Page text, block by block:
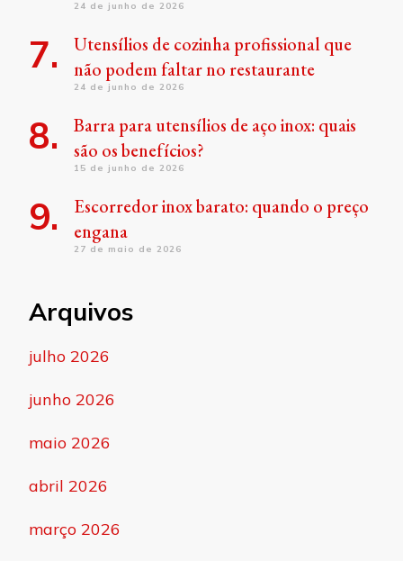
24 de junho de 2026
Utensílios de cozinha profissional que
não podem faltar no restaurante
24 de junho de 2026
Barra para utensílios de aço inox: quais
são os benefícios?
15 de junho de 2026
Escorredor inox barato: quando o preço
engana
27 de maio de 2026
Arquivos
julho 2026
junho 2026
maio 2026
abril 2026
março 2026